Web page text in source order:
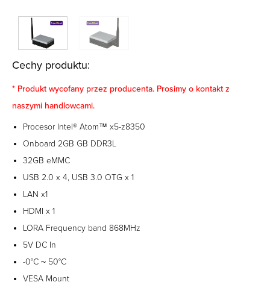
Cechy produktu:
* Produkt wycofany przez producenta. Prosimy o kontakt z
naszymi handlowcami.
Procesor Intel® Atom™ x5-z8350
Onboard 2GB GB DDR3L
32GB eMMC
USB 2.0 x 4, USB 3.0 OTG x 1
LAN x1
HDMI x 1
LORA Frequency band 868MHz
5V DC In
-0°C ~ 50°C
VESA Mount